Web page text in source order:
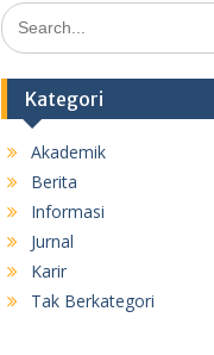
Search
for:
Kategori
Akademik
Berita
Informasi
Jurnal
Karir
Tak Berkategori